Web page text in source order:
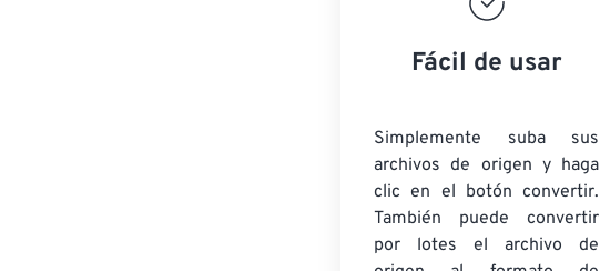
Fácil de usar
Simplemente suba sus
archivos de origen y haga
clic en el botón convertir.
También puede convertir
por lotesel archivo de